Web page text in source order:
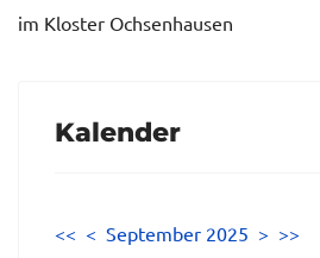
im Kloster Ochsenhausen
Kalender
<< < September 2025 > >>